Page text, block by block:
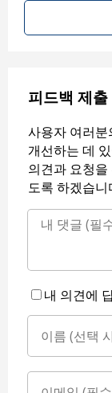
피드백 제출
사용자 여러
개선하는 데
의견과 요청
도록 하겠습니
내 의견에